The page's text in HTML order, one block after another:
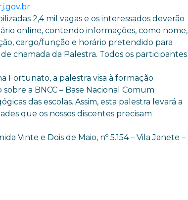
2,4 mil vagas e os interessados deverão
online, contendo informações, como nome,
cargo/função e horário pretendido para
chamada da Palestra. Todos os participantes
Fortunato, a palestra visa à formação
a BNCC – Base Nacional Comum
das escolas. Assim, esta palestra levará a
que os nossos discentes precisam
Vinte e Dois de Maio, nº 5.154 – Vila Janete –